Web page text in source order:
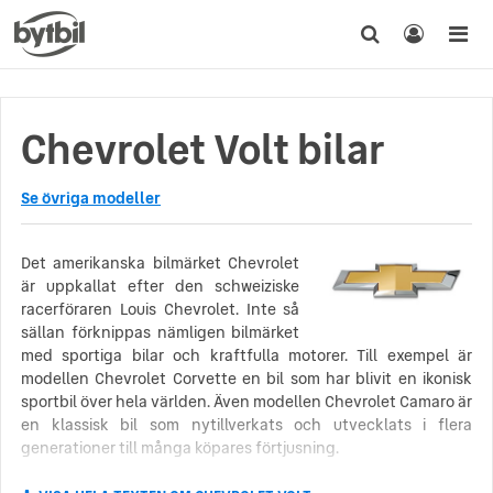
Chevrolet Volt bilar
Se övriga modeller
Det amerikanska bilmärket Chevrolet
är uppkallat efter den schweiziske
racerföraren Louis Chevrolet. Inte så
sällan förknippas nämligen bilmärket
med sportiga bilar och kraftfulla motorer. Till exempel är
modellen Chevrolet Corvette en bil som har blivit en ikonisk
sportbil över hela världen. Även modellen Chevrolet Camaro är
en klassisk bil som nytillverkats och utvecklats i flera
generationer till många köpares förtjusning.
Man uppskattar att omkring 100 miljoner Chevroletbilar har